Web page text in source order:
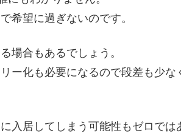
希望に過ぎないのです。
場合もあるでしょう。
ー化も必要になるので段差も少な
入居してしまう可能性もゼロでは